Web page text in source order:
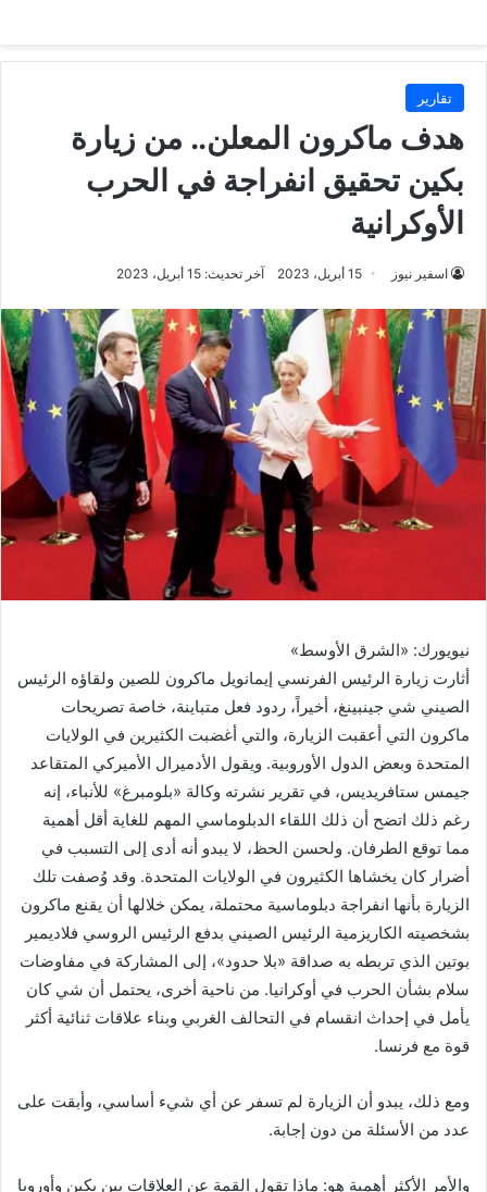
تقارير
هدف ماكرون المعلن.. من زيارة
بكين تحقيق انفراجة في الحرب
الأوكرانية
اسفير نيوز 15 أبريل، 2023 آخر تحديث: 15 أبريل، 2023
نيويورك: «الشرق الأوسط»
أثارت زيارة الرئيس الفرنسي إيمانويل ماكرون للصين ولقاؤه الرئيس
الصيني شي جينبينغ، أخيراً، ردود فعل متباينة، خاصة تصريحات
ماكرون التي أعقبت الزيارة، والتي أغضبت الكثيرين في الولايات
المتحدة وبعض الدول الأوروبية. ويقول الأدميرال الأميركي المتقاعد
جيمس ستافريديس، في تقرير نشرته وكالة «بلومبرغ» للأنباء، إنه
رغم ذلك اتضح أن ذلك اللقاء الدبلوماسي المهم للغاية أقل أهمية
مما توقع الطرفان. ولحسن الحظ، لا يبدو أنه أدى إلى التسبب في
أضرار كان يخشاها الكثيرون في الولايات المتحدة. وقد وُصفت تلك
الزيارة بأنها انفراجة دبلوماسية محتملة، يمكن خلالها أن يقنع ماكرون
بشخصيته الكاريزمية الرئيس الصيني بدفع الرئيس الروسي فلاديمير
بوتين الذي تربطه به صداقة «بلا حدود»، إلى المشاركة في مفاوضات
سلام بشأن الحرب في أوكرانيا. من ناحية أخرى، يحتمل أن شي كان
يأمل في إحداث انقسام في التحالف الغربي وبناء علاقات ثنائية أكثر
قوة مع فرنسا.
ومع ذلك، يبدو أن الزيارة لم تسفر عن أي شيء أساسي، وأبقت على
عدد من الأسئلة من دون إجابة.
والأمر الأكثر أهمية هو: ماذا تقول القمة عن العلاقات بين بكين وأوروبا